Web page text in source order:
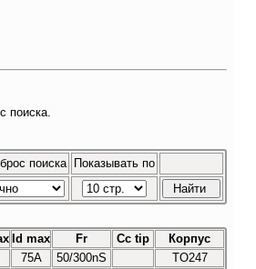
поиска.
поиска Показывать по
Id max Fr Cc tip
Корпус
75A 50/300nS
TO247